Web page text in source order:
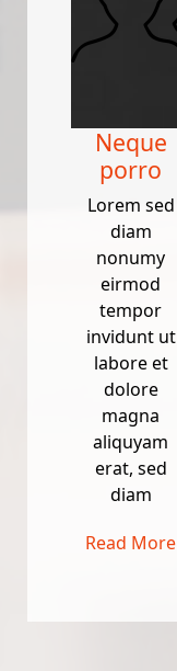
Neque
porro
Lorem sed
diam
nonumy
eirmod
tempor
invidunt ut
labore et
dolore
magna
aliquyam
erat, sed
diam
Read More